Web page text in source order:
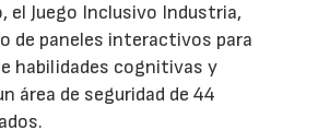
el Juego Inclusivo Industria,
de paneles interactivos para
habilidades cognitivas y
área de seguridad de 44